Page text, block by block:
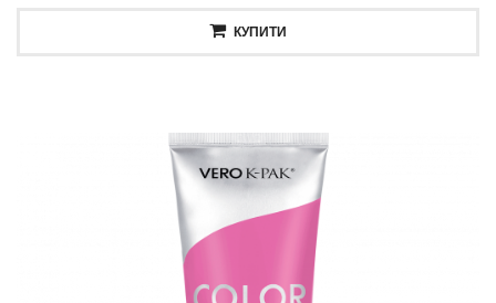
КУПИТИ